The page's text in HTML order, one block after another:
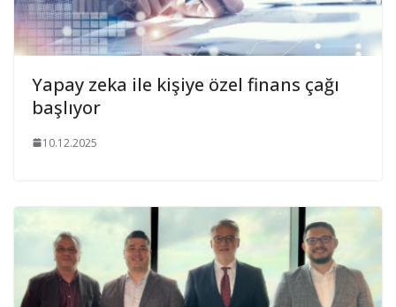
Yapay zeka ile kişiye özel finans çağı
başlıyor
10.12.2025